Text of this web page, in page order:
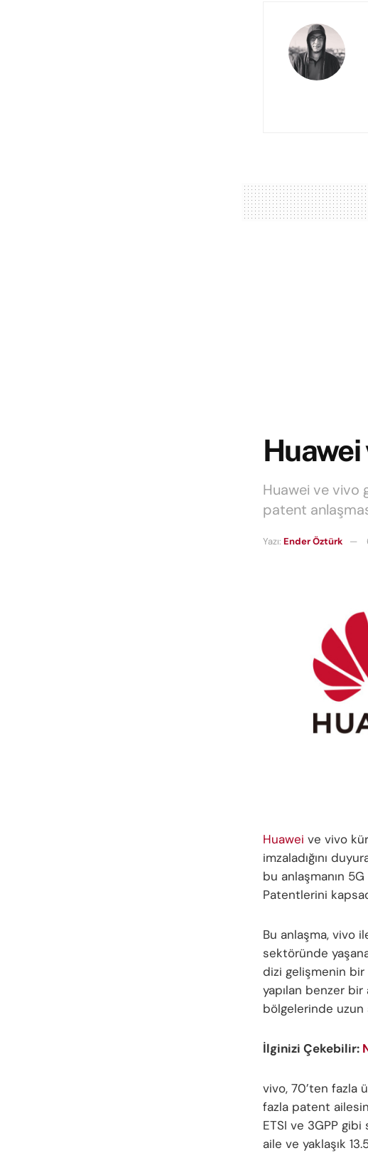
Huawei ve vivo
patent
Yazı: Ender Öztürk
Huawei ve vivo
imzaladığını
bu anlaşmanın
Patentlerini
Bu anlaşma, vivo
sektöründe
dizi gelişmenin bir
yapılan benzer
bölgelerinde uzun
İlginizi Çekebilir:
vivo, 70’ten fazla
fazla patent
ETSI ve 3GPP
aile ve yaklaşık